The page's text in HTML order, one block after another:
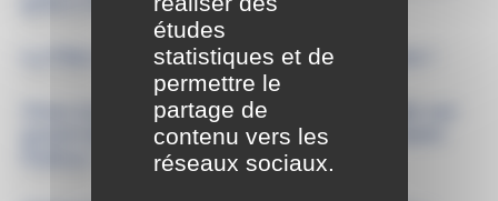
La Fête communale de Saint-Pathus arrive !
Vivez la demi-finale de la coupe du monde sur
grand écran au cinéma des Brumiers à Saint-
études
statistiques et de
permettre le
partage de
contenu vers les
réseaux sociaux.